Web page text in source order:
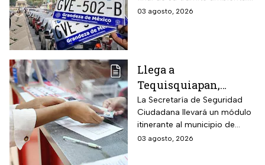
verificación
vehicular o habrá
semestral. El descuido cuesta
03 agosto, 2026
Llega a
Tequisquiapan,
Querétaro, unidad
móvil de licencia de
conducir este martes
4 de agosto: los cupos
La Secretaría de Seguridad
Ciudadana llevará un módulo
itinerante al municipio de
Tequisquiapan, en Querétaro,
03 agosto, 2026